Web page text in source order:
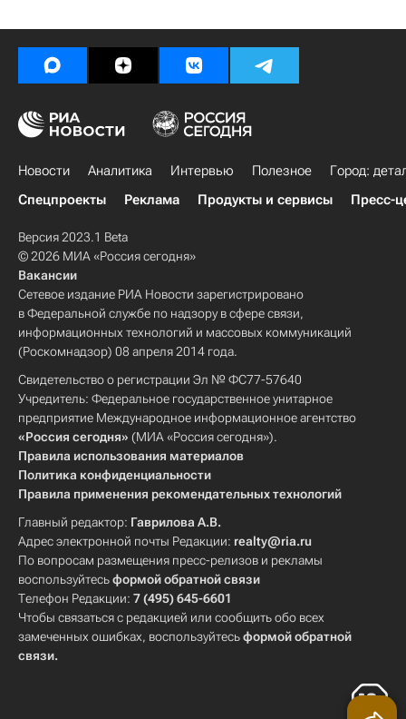
Новости Аналитика Интервью Полезное
Город:
Спецпроекты
Реклама Продукты и сервисы Пресс-
Версия 2023.1 Beta
© 2026 МИА «Россия сегодня»
Вакансии
Сетевое издание РИА Новости зарегистрировано
в Федеральной службе по надзору в сфере связи,
информационных технологий и массовых коммуникаций
(Роскомнадзор) 08 апреля 2014 года.
Свидетельство о регистрации Эл № ФС77-57640
Учредитель: Федеральное государственное унитарное
предприятие Международное информационное агентство
«Россия сегодня» (МИА «Россия сегодня»).
Правила использования материалов
Политика конфиденциальности
Правила применения рекомендательных технологий
Главный редактор: Гаврилова А.В.
Адрес электронной почты Редакции: realty@ria.ru
По вопросам размещения пресс-релизов и рекламы
воспользуйтесьформой обратной связи
Телефон Редакции: 7 (495) 645-6601
Чтобы связаться с редакцией или сообщить обо всех
замеченных ошибках, воспользуйтесьформой обратной
связи.